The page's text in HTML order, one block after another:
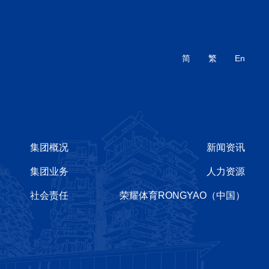
简 繁 En
集团概况
集团业务
社会责任
新闻资讯
人力资源
荣耀体育RONGYAO（中国）